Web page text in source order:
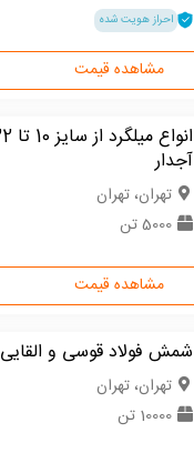
احراز هویت شده
مشاهده قیمت
آجدار
تهران، تهران
5000 تن
مشاهده قیمت
شمش فولاد قوسی و القایی
تهران، تهران
10000 تن